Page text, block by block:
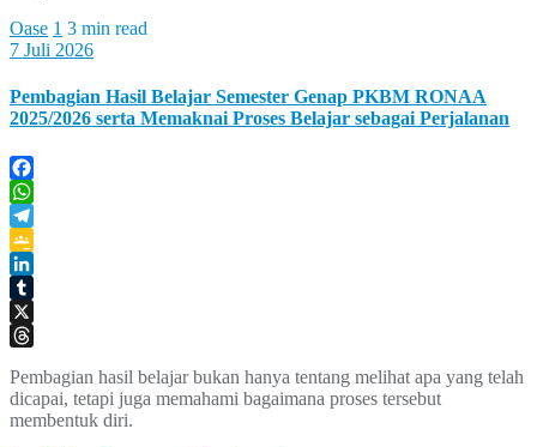
Oase 1 3 min read
7 Juli 2026
Pembagian Hasil Belajar Semester Genap PKBM RONAA
2025/2026 serta Memaknai Proses Belajar sebagai Perjalanan
Facebook
WhatsApp
Telegram
Google
Classroom
LinkedIn
Tumblr
X
Pembagian hasil belajar bukan hanya tentang melihat apa yang telah
dicapai, tetapi juga memahami bagaimana proses tersebut
membentuk diri.